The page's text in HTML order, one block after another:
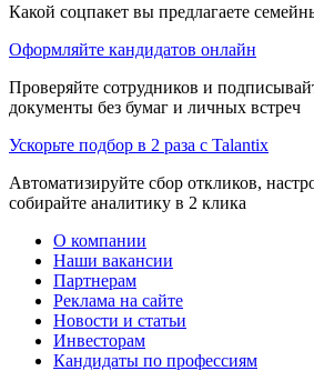
Какой соцпакет вы предлагаете
Оформляйте кандидатов онлайн
Проверяйте сотрудников и
документы без бумаг и личных встреч
Ускорьте подбор в 2 раза с Talantix
Автоматизируйте сбор откликов,
собирайте аналитику в 2 клика
О компании
Наши вакансии
Партнерам
Реклама на сайте
Новости и статьи
Инвесторам
Кандидаты по профессиям